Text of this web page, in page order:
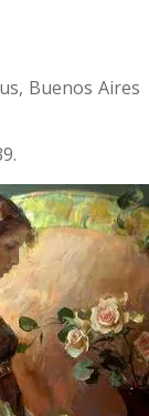
Buenos Aires